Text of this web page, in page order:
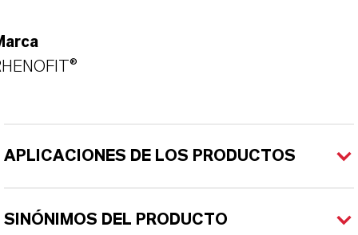
APLICACIONES DE LOS PRODUCTOS
SINÓNIMOS DEL PRODUCTO